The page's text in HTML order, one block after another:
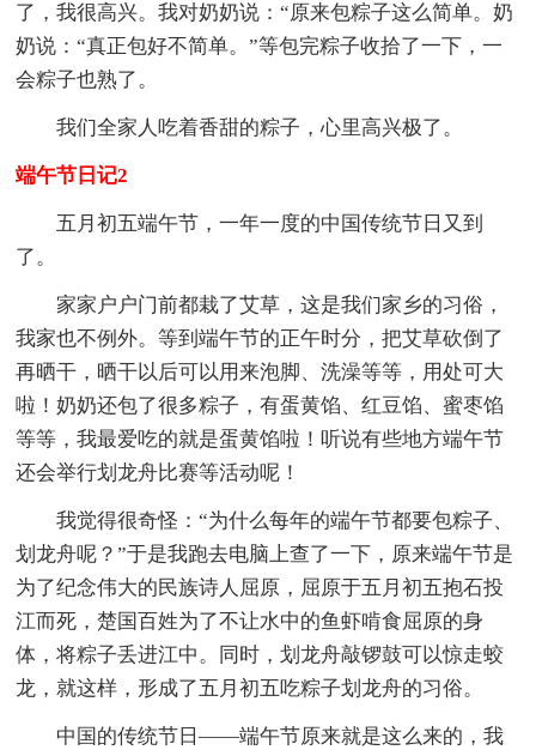
了，我很高兴。我对奶奶说：“原来包粽子这么简单。奶
奶说：“真正包好不简单。”等包完粽子收拾了一下，一
会粽子也熟了。
我们全家人吃着香甜的粽子，心里高兴极了。
端午节日记2
五月初五端午节，一年一度的中国传统节日又到
了。
家家户户门前都栽了艾草，这是我们家乡的习俗，
我家也不例外。等到端午节的正午时分，把艾草砍倒了
再晒干，晒干以后可以用来泡脚、洗澡等等，用处可大
啦！奶奶还包了很多粽子，有蛋黄馅、红豆馅、蜜枣馅
等等，我最爱吃的就是蛋黄馅啦！听说有些地方端午节
还会举行划龙舟比赛等活动呢！
我觉得很奇怪：“为什么每年的端午节都要包粽子、
划龙舟呢？”于是我跑去电脑上查了一下，原来端午节是
为了纪念伟大的民族诗人屈原，屈原于五月初五抱石投
江而死，楚国百姓为了不让水中的鱼虾啃食屈原的身
体，将粽子丢进江中。同时，划龙舟敲锣鼓可以惊走蛟
龙，就这样，形成了五月初五吃粽子划龙舟的习俗。
中国的传统节日——端午节原来就是这么来的，我